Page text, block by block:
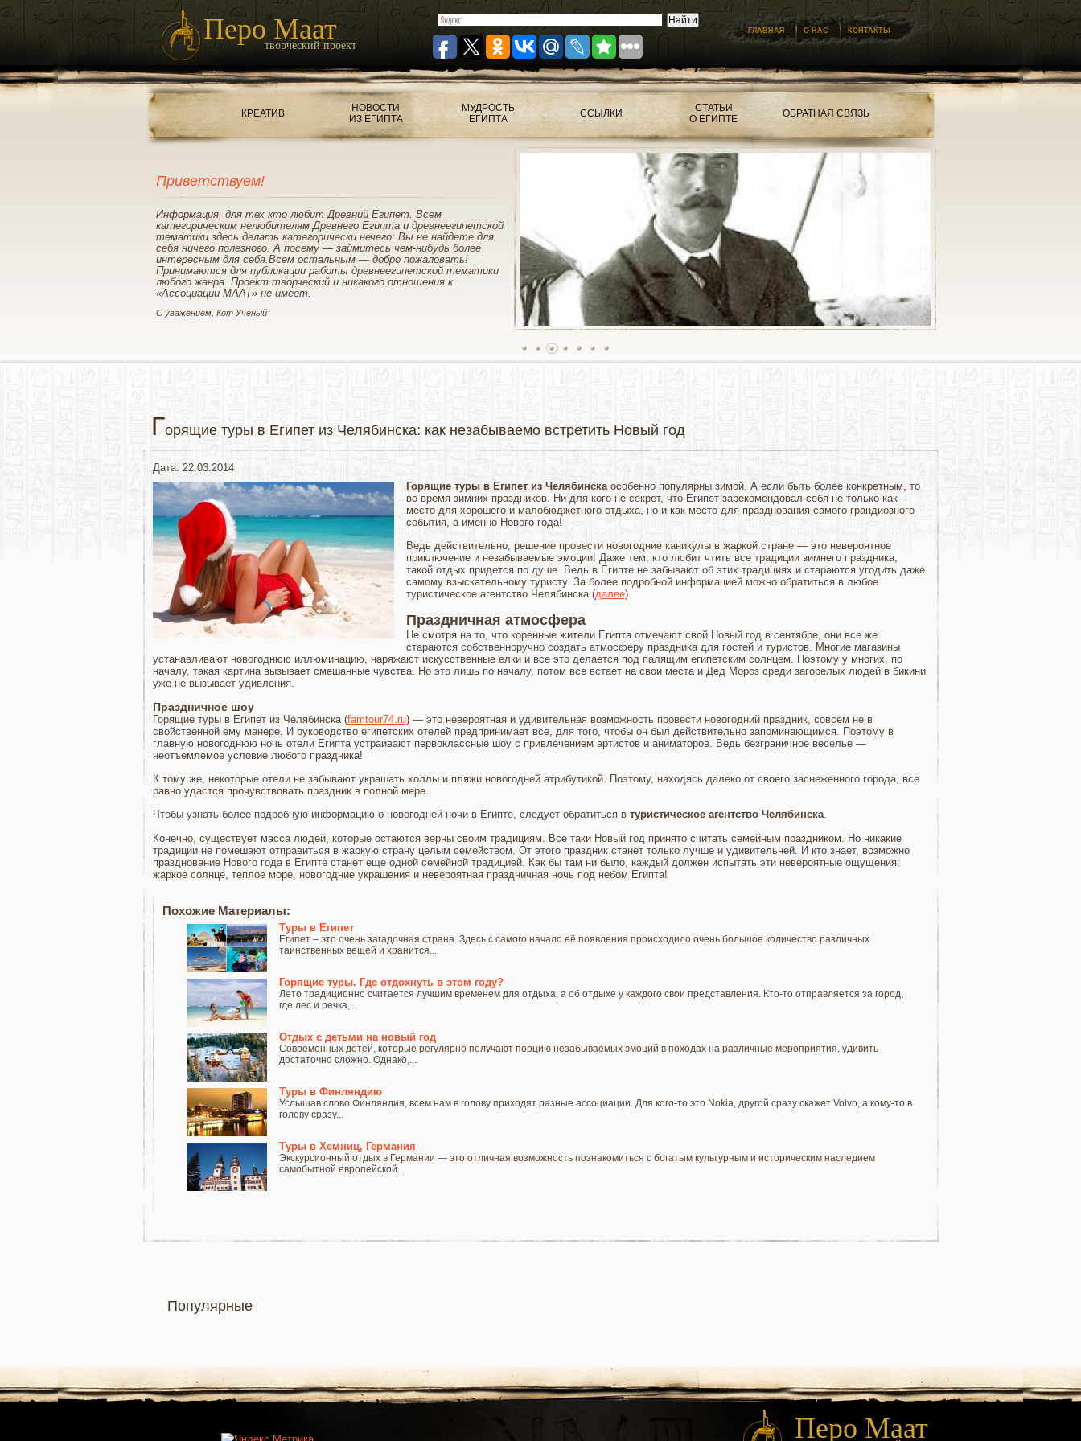
Перо Маат
творческий проект
ГЛАВНАЯ О НАС КОНТАКТЫ
КРЕАТИВ
НОВОСТИ
ИЗ ЕГИПТА
МУДРОСТЬ
ЕГИПТА
ССЫЛКИ
СТАТЬИ
О ЕГИПТЕ
ОБРАТНАЯ СВЯЗЬ
Приветствуем!
Информация, для тех кто любит Древний Египет. Всем
категорическим нелюбителям Древнего Египта и древнеегипетской
тематики здесь делать категорически нечего: Вы не найдете для
себя ничего полезного. А посему — займитесь чем-нибудь более
интересным для себя.Всем остальным — добро пожаловать!
Принимаются для публикации работы древнеегипетской тематики
любого жанра. Проект творческий и никакого отношения к
«Ассоциации МААТ» не имеет.
С уважением, Кот Учёный
1 2 3 4 5 6 7
Горящие туры в Египет из Челябинска: как незабываемо встретить Новый год
Дата: 22.03.2014
Горящие туры в Египет из Челябинскаособенно популярны зимой. А если быть более конкретным, то
во время зимних праздников. Ни для кого не секрет, что Египет зарекомендовал себя не только как
место для хорошего и малобюджетного отдыха, но и как место для празднования самого грандиозного
события, а именно Нового года!
Ведь действительно, решение провести новогодние каникулы в жаркой стране — это невероятное
приключение и незабываемые эмоции! Даже тем, кто любит чтить все традиции зимнего праздника,
такой отдых придется по душе. Ведь в Египте не забывают об этих традициях и стараются угодить даже
самому взыскательному туристу. За более подробной информацией можно обратиться в любое
туристическое агентство Челябинска (далее).
Праздничная атмосфера
Не смотря на то, что коренные жители Египта отмечают свой Новый год в сентябре, они все же
стараются собственноручно создать атмосферу праздника для гостей и туристов. Многие магазины
устанавливают новогоднюю иллюминацию, наряжают искусственные елки и все это делается под палящим египетским солнцем. Поэтому у многих, по
началу, такая картина вызывает смешанные чувства. Но это лишь по началу, потом все встает на свои места и Дед Мороз среди загорелых людей в бикини
уже не вызывает удивления.
Праздничное шоу
Горящие туры в Египет из Челябинска (famtour74.ru) — это невероятная и удивительная возможность провести новогодний праздник, совсем не в
свойственной ему манере. И руководство египетских отелей предпринимает все, для того, чтобы он был действительно запоминающимся. Поэтому в
главную новогоднюю ночь отели Египта устраивают первоклассные шоу с привлечением артистов и аниматоров. Ведь безграничное веселье —
неотъемлемое условие любого праздника!
К тому же, некоторые отели не забывают украшать холлы и пляжи новогодней атрибутикой. Поэтому, находясь далеко от своего заснеженного города, все
равно удастся прочувствовать праздник в полной мере.
Чтобы узнать более подробную информацию о новогодней ночи в Египте, следует обратиться в туристическое агентство Челябинска.
Конечно, существует масса людей, которые остаются верны своим традициям. Все таки Новый год принято считать семейным праздником. Но никакие
традиции не помешают отправиться в жаркую страну целым семейством. От этого праздник станет только лучше и удивительней. И кто знает, возможно
празднование Нового года в Египте станет еще одной семейной традицией. Как бы там ни было, каждый должен испытать эти невероятные ощущения:
жаркое солнце, теплое море, новогодние украшения и невероятная праздничная ночь под небом Египта!
Похожие Материалы:
Туры в Египет
Египет – это очень загадочная страна. Здесь с самого начало её появления происходило очень большое количество различных
таинственных вещей и хранится...
Горящие туры. Где отдохнуть в этом году?
Лето традиционно считается лучшим временем для отдыха, а об отдыхе у каждого свои представления. Кто-то отправляется за город,
где лес и речка,...
Отдых с детьми на новый год
Современных детей, которые регулярно получают порцию незабываемых эмоций в походах на различные мероприятия, удивить
достаточно сложно. Однако,...
Туры в Финляндию
Услышав слово Финляндия, всем нам в голову приходят разные ассоциации. Для кого-то это Nokia, другой сразу скажет Volvo, а кому-то в
голову сразу...
Туры в Хемниц, Германия
Экскурсионный отдых в Германии — это отличная возможность познакомиться с богатым культурным и историческим наследием
самобытной европейской...
Популярные
Перо Маат